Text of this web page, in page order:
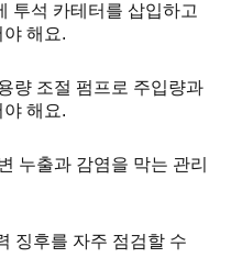
투석 카테터를 삽입하고
해요.
량 조절 펌프로 주입량과
해요.
누출과 감염을 막는 관리
징후를 자주 점검할 수